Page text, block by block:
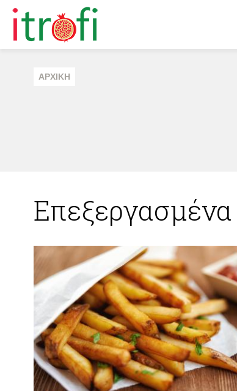
ΑΡΧΙΚΗ